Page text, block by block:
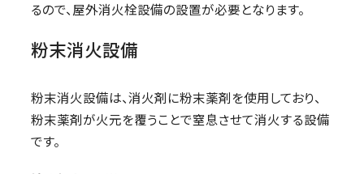
るので、屋外消火栓設備の設置が必要となります。
粉末消火設備
粉末消火設備は、消火剤に粉末薬剤を使用しており、
粉末薬剤が火元を覆うことで窒息させて消火する設備
です。